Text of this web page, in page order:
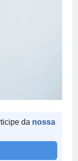
da nossa